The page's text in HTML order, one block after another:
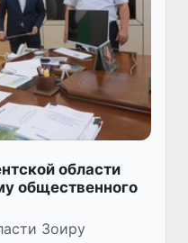
области
общественного
Зоиру